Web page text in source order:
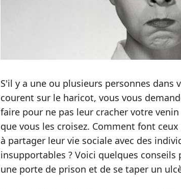
S'il y a une ou plusieurs personnes dans
courent sur le haricot, vous vous
faire pour ne pas leur cracher votre
que vous les croisez. Comment font
à partager leur vie sociale avec des
insupportables ? Voici quelques
une porte de prison et de se taper un